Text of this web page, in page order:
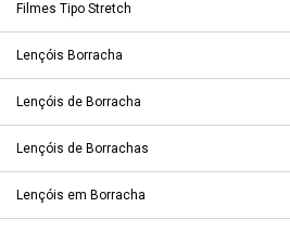
Filmes Tipo Stretch
Lençóis Borracha
Lençóis de Borracha
Lençóis de Borrachas
Lençóis em Borracha